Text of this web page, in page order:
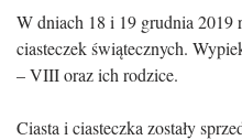
W dniach 18 i 19 grudnia 2019
ciasteczek świątecznych.
– VIII oraz ich rodzice.
Ciasta i ciasteczka zostały